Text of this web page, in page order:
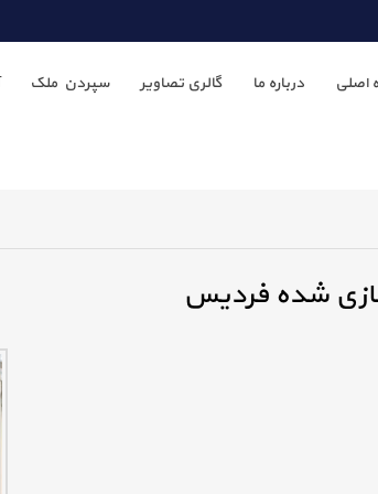
اصلی درباره ما گالری تصاویر سپردن ملک